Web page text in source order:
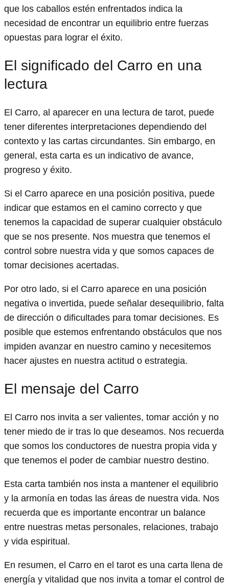
que los caballos estén enfrentados indica la
necesidad de encontrar un equilibrio entre fuerzas
opuestas para lograr el éxito.
El significado del Carro en una
lectura
El Carro, al aparecer en una lectura de tarot, puede
tener diferentes interpretaciones dependiendo del
contexto y las cartas circundantes. Sin embargo, en
general, esta carta es un indicativo de avance,
progreso y éxito.
Si el Carro aparece en una posición positiva, puede
indicar que estamos en el camino correcto y que
tenemos la capacidad de superar cualquier obstáculo
que se nos presente. Nos muestra que tenemos el
control sobre nuestra vida y que somos capaces de
tomar decisiones acertadas.
Por otro lado, si el Carro aparece en una posición
negativa o invertida, puede señalar desequilibrio, falta
de dirección o dificultades para tomar decisiones. Es
posible que estemos enfrentando obstáculos que nos
impiden avanzar en nuestro camino y necesitemos
hacer ajustes en nuestra actitud o estrategia.
El mensaje del Carro
El Carro nos invita a ser valientes, tomar acción y no
tener miedo de ir tras lo que deseamos. Nos recuerda
que somos los conductores de nuestra propia vida y
que tenemos el poder de cambiar nuestro destino.
Esta carta también nos insta a mantener el equilibrio
y la armonía en todas las áreas de nuestra vida. Nos
recuerda que es importante encontrar un balance
entre nuestras metas personales, relaciones, trabajo
y vida espiritual.
En resumen, el Carro en el tarot es una carta llena de
energía y vitalidad que nos invita a tomar el control de